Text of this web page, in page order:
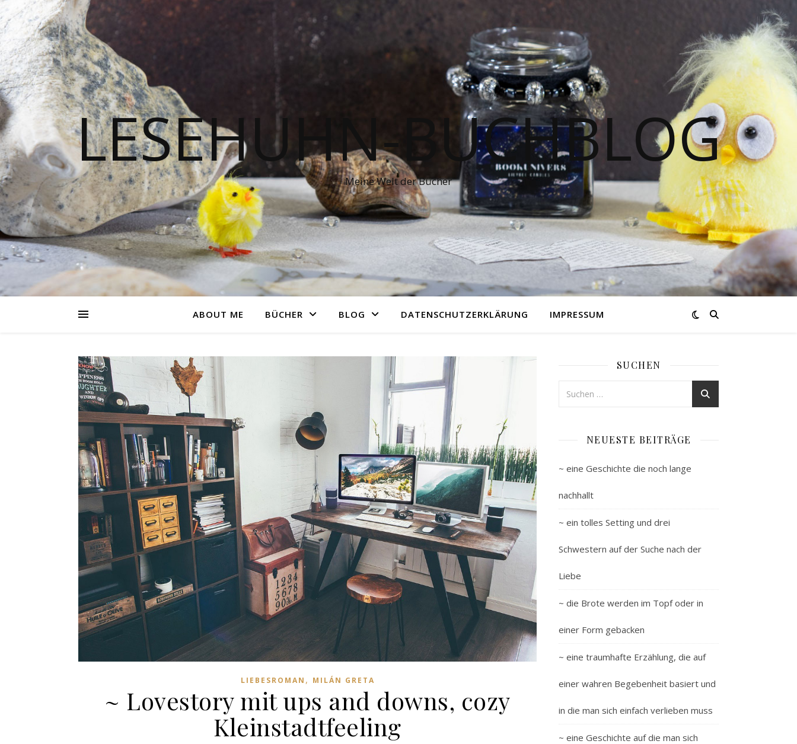
LESEHUHN-BUCHBLOG
Meine Welt der Bücher
ABOUT ME BÜCHER BLOG DATENSCHUTZERKLÄRUNG IMPRESSUM
LIEBESROMAN , MILÁN GRETA
~ Lovestory mit ups and downs, cozy
Kleinstadtfeeling
SUCHEN
NEUESTE BEITRÄGE
~ eine Geschichte die noch lange
nachhallt
~ ein tolles Setting und drei
Schwestern auf der Suche nach der
Liebe
~ die Brote werden im Topf oder in
einer Form gebacken
~ eine traumhafte Erzählung, die auf
einer wahren Begebenheit basiert und
in die man sich einfach verlieben muss
~ eine Geschichte auf die man sich